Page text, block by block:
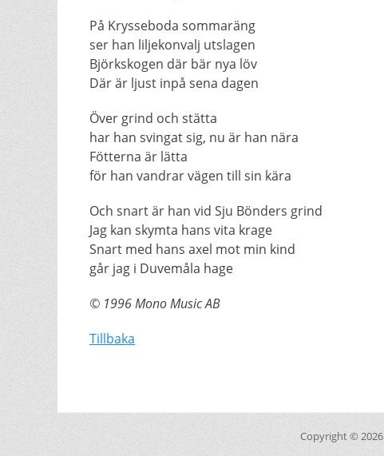
På Krysseboda sommaräng
ser han liljekonvalj utslagen
Björkskogen där bär nya löv
Där är ljust inpå sena dagen
Över grind och stätta
har han svingat sig, nu är han nära
Fötterna är lätta
för han vandrar vägen till sin kära
Och snart är han vid Sju Bönders grind
Jag kan skymta hans vita krage
Snart med hans axel mot min kind
går jag i Duvemåla hage
© 1996 Mono Music AB
Tillbaka
Copyright © 2026